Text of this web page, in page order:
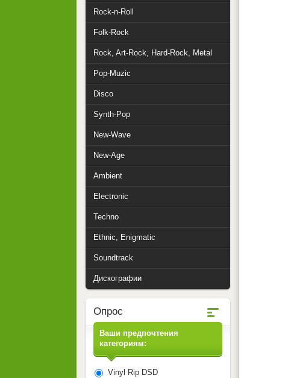
Rock-n-Roll
Folk-Rock
Rock, Art-Rock, Hard-Rock, Metal
Pop-Muzic
Disco
Synth-Pop
New-Wave
New-Age
Ambient
Electronic
Techno
Ethnic, Enigmatic
Soundtrack
Дискографии
Опрос
Ваши предпочтения
категориям:
Vinyl Rip DSD